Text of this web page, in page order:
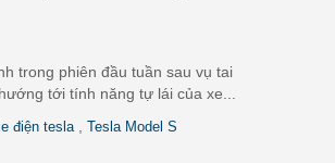
trong phiên đầu tuần sau vụ tai
tới tính năng tự lái của xe...
điện tesla Tesla Model S